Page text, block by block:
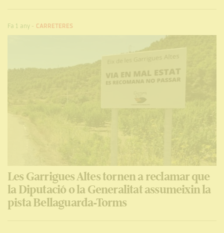
Fa 1 any- CARRETERES
Les Garrigues Altes tornen a reclamar que
la Diputació o la Generalitat assumeixin la
pista Bellaguarda-Torms